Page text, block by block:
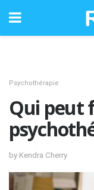
Psychothérapie
Qui peut
by Kendra Cherry